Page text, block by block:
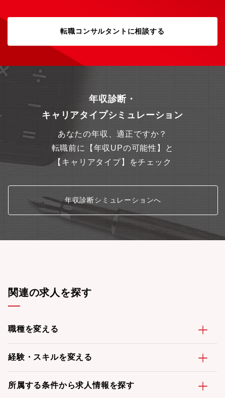
転職コンサルタントに相談する
年収診断・
キャリアタイプシミュレーション
あなたの年収、適正ですか？
転職前に【年収UPの可能性】と
【キャリアタイプ】をチェック
年収診断シミュレーションへ
関連の求人を探す
職種を変える
経験・スキルを変える
所属する条件から求人情報を探す